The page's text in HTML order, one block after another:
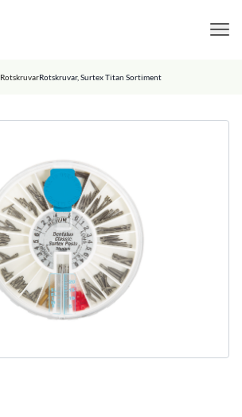
RotskruvarRotskruvar, Surtex Titan Sortiment